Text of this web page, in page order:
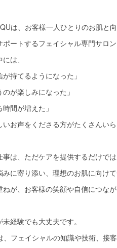
は、お客様一人ひとりのお肌と向
ポートするフェイシャル専門サロン
は、
が持てるようになった」
のが楽しみになった」
時間が増えた」
いお声をくださる方がたくさんいら
は、ただケアを提供するだけでは
みに寄り添い、理想のお肌に向け
ねが、お客様の笑顔や自信につなが
経験でも大丈夫です。
、フェイシャルの知識や技術、接